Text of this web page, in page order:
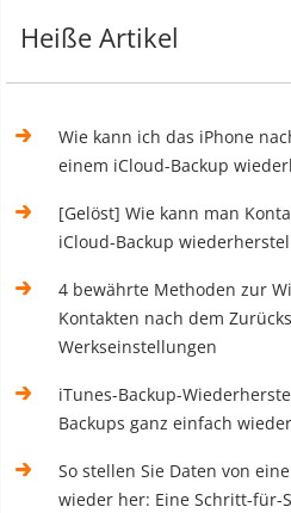
Heiße Artikel
Wie kann ich das iPhone
einem iCloud-Backup
[Gelöst] Wie kann man
iCloud-Backup
4 bewährte Methoden zur
Kontakten nach dem
Werkseinstellungen
iTunes-Backup-
Backups ganz einfach
So stellen Sie Daten von
wieder her: Eine Schritt-für-